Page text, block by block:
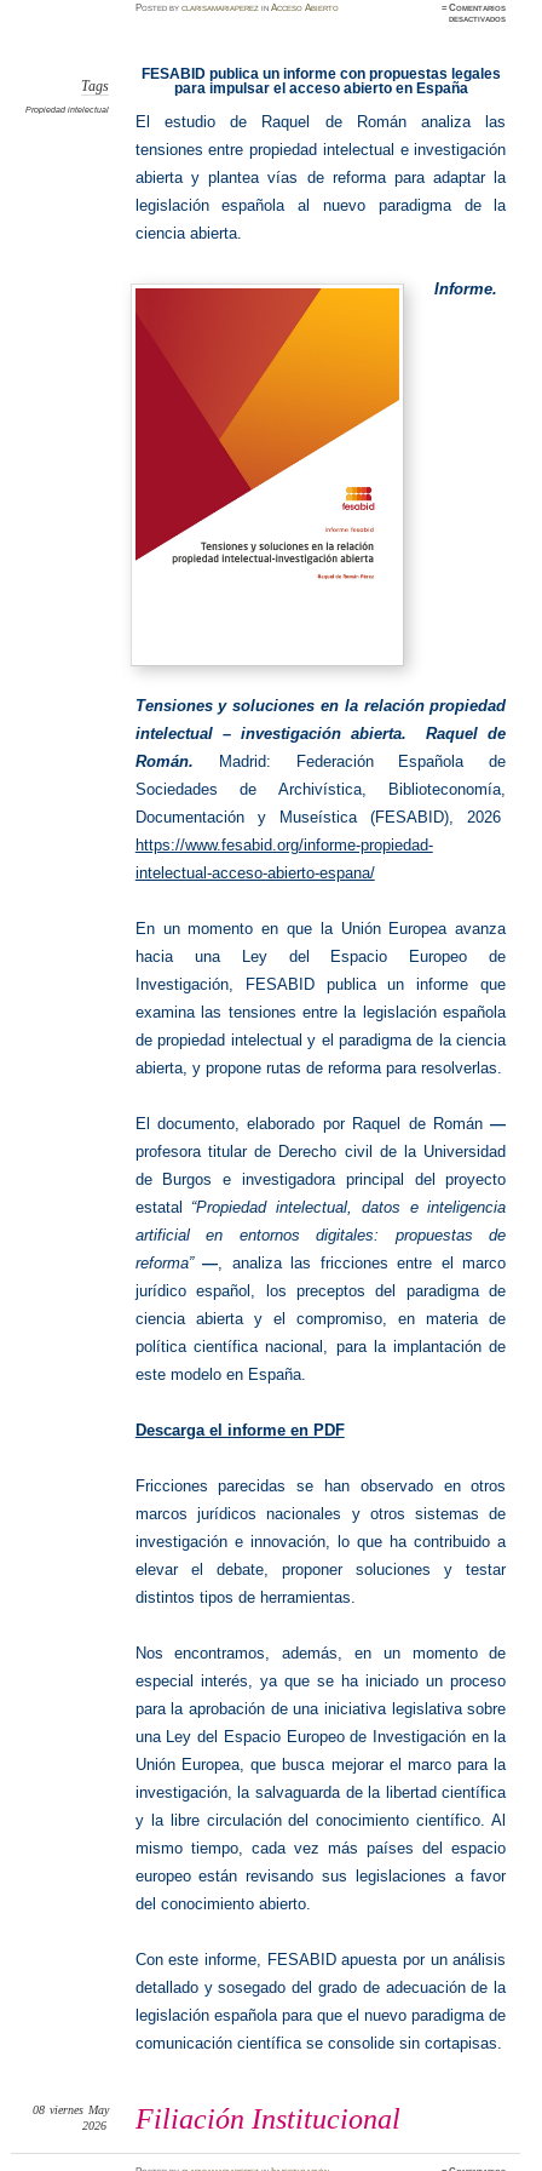
Postedbyclarisamariaperez inAcceso Abierto ≈Comentarios
desactivadosen
Tags
Propiedad intelectual
FESABID publica un informe con propuestas legales
para impulsar el acceso abierto en España
El estudio de Raquel de Román analiza las
tensiones entre propiedad intelectual e investigación
abierta y plantea vías de reforma para adaptar la
legislación española al nuevo paradigma de la
ciencia abierta.
Informe.
Tensiones y soluciones en la relación propiedad
intelectual – investigación abierta. Raquel de
Román. Madrid: Federación Española de
Sociedades de Archivística, Biblioteconomía,
Documentación y Museística (FESABID), 2026
https://www.fesabid.org/informe-propiedad-
intelectual-acceso-abierto-espana/
En un momento en que la Unión Europea avanza
hacia una Ley del Espacio Europeo de
Investigación, FESABID publica un informe que
examina las tensiones entre la legislación española
de propiedad intelectual y el paradigma de la ciencia
abierta, y propone rutas de reforma para resolverlas.
El documento, elaborado por Raquel de Román—
profesora titular de Derecho civil de la Universidad
de Burgos e investigadora principal del proyecto
estatal “Propiedad intelectual, datos e inteligencia
artificial en entornos digitales: propuestas de
reforma”—, analiza las fricciones entre el marco
jurídico español, los preceptos del paradigma de
ciencia abierta y el compromiso, en materia de
política científica nacional, para la implantación de
este modelo en España.
Descarga el informe en PDF
Fricciones parecidas se han observado en otros
marcos jurídicos nacionales y otros sistemas de
investigación e innovación, lo que ha contribuido a
elevar el debate, proponer soluciones y testar
distintos tipos de herramientas.
Nos encontramos, además, en un momento de
especial interés, ya que se ha iniciado un proceso
para la aprobación de una iniciativa legislativa sobre
una Ley del Espacio Europeo de Investigación en la
Unión Europea, que busca mejorar el marco para la
investigación, la salvaguarda de la libertad científica
y la libre circulación del conocimiento científico. Al
mismo tiempo, cada vez más países del espacio
europeo están revisando sus legislaciones a favor
del conocimiento abierto.
Con este informe, FESABID apuesta por un análisis
detallado y sosegado del grado de adecuación de la
legislación española para que el nuevo paradigma de
comunicación científica se consolide sin cortapisas.
Filiación Institucional
08 viernes May
2026